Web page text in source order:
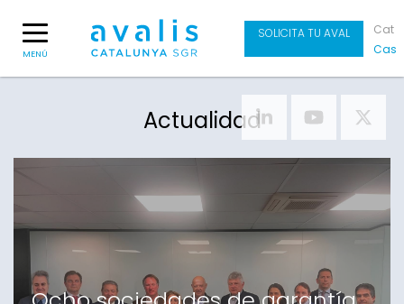
MENÚ
SOLICITA TU AVAL
Cat
Cas
Actualidad